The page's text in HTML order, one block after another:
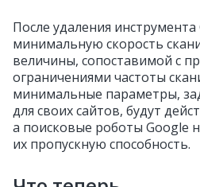
После удаления
минимальную скорость
величины, сопоставимой с
ограничениями частоты
минимальные параметры,
для своих сайтов, будут
а поисковые роботы Google
их пропускную способность.